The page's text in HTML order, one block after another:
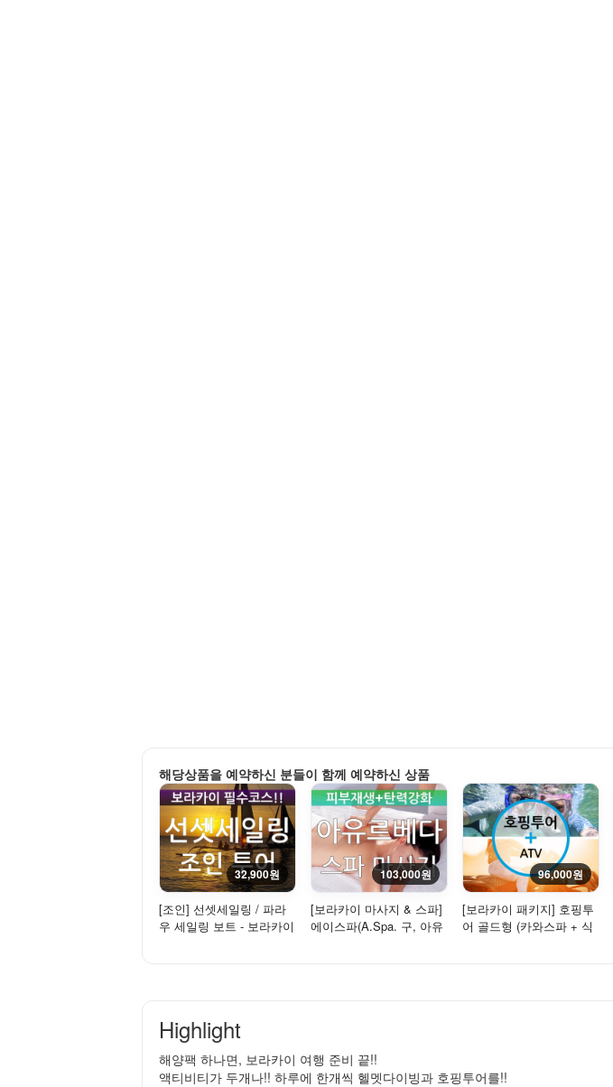
해당상품을 예약하신 분들이 함께 예약하신 상품
32,900원
[조인] 선셋세일링 / 파라
우 세일링 보트 - 보라카이
103,000원
[보라카이 마사지 & 스파]
에이스파(A.Spa. 구, 아유
96,000원
[보라카이 패키지] 호핑투
어 골드형 (카와스파 + 식
Highlight
해양팩 하나면, 보라카이 여행 준비 끝!!
액티비티가 두개나!! 하루에 한개씩 헬멧다이빙과 호핑투어를!!